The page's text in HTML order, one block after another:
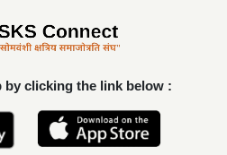
हरीचंद्र वर्तक चटाळे यांचे एलएलबी परीक्षेत
किशोर सावे, आपल्या अथक परिश्रम व
यशस्वीर...
by clicking the link below :